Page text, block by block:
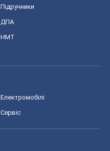
Підручники
ДПА
НМТ
Електромобілі
Сервіс